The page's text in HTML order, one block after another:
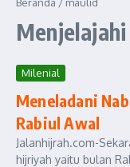
Milenial
Meneladani
Rabiul Awal
Jalanhijrah.com-
hijriyah yaitu bulan